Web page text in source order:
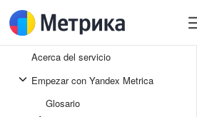
Acerca del servicio
Empezar con Yandex Metrica
Glosario